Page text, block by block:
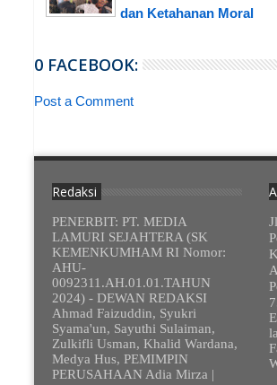
dan Ketahanan Moral
0 FACEBOOK:
Post a Comment
Redaksi
PENERBIT: PT. MEDIA
LAMURI SEJAHTERA (SK
KEMENKUMHAM RI Nomor:
AHU-
0092311.AH.01.01.TAHUN
2024) - DEWAN REDAKSI
Ahmad Faizuddin, Syukri
Syama'un, Sayuthi Sulaiman,
Zulkifli Usman, Khalid Wardana,
Medya Hus, PEMIMPIN
PERUSAHAAN Adia Mirza |